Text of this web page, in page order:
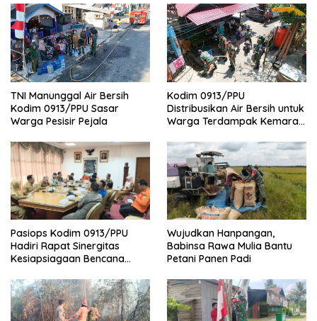
TNI Manunggal Air Bersih
Kodim 0913/PPU Sasar
Warga Pesisir Pejala
Kodim 0913/PPU
Distribusikan Air Bersih untuk
Warga Terdampak Kemarau
Pasiops Kodim 0913/PPU
Hadiri Rapat Sinergitas
Kesiapsiagaan Bencana
Wujudkan Hanpangan,
Babinsa Rawa Mulia Bantu
Petani Panen Padi